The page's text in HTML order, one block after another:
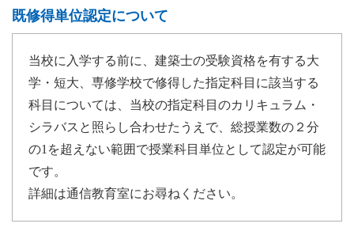
既修得単位認定について
当校に入学する前に、建築士の受験資格を有する大
学・短大、専修学校で修得した指定科目に該当する
科目については、当校の指定科目のカリキュラム・
シラバスと照らし合わせたうえで、総授業数の２分
の1を超えない範囲で授業科目単位として認定が可能
です。
詳細は通信教育室にお尋ねください。